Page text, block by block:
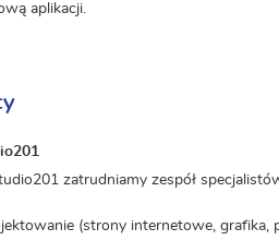
aplikacji.
zatrudniamy zespół
(strony internetowe, grafika,